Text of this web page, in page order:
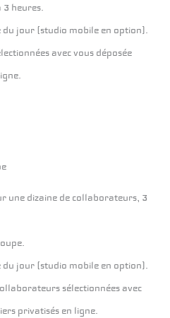
3 heures.
jour (studio mobile en option).
avec vous déposée
une dizaine de collaborateurs, 3
jour (studio mobile en option).
sélectionnées avec
privatisés en ligne.